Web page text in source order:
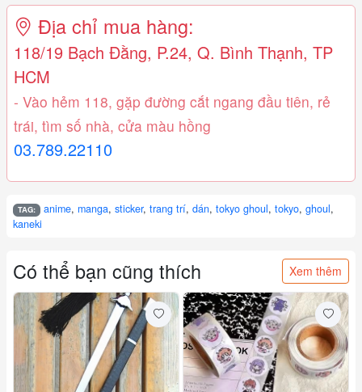
Địa chỉ mua hàng:
118/19 Bạch Đằng, P.24, Q. Bình Thạnh, TP
HCM
- Vào hẻm 118, gặp đường cắt ngang đầu tiên, rẻ
trái, tìm số nhà, cửa màu hồng
03.789.22110
TAG: anime,manga,sticker,trang trí,dán,tokyo ghoul,tokyo,ghoul,
kaneki
Có thể bạn cũng thích Xem thêm